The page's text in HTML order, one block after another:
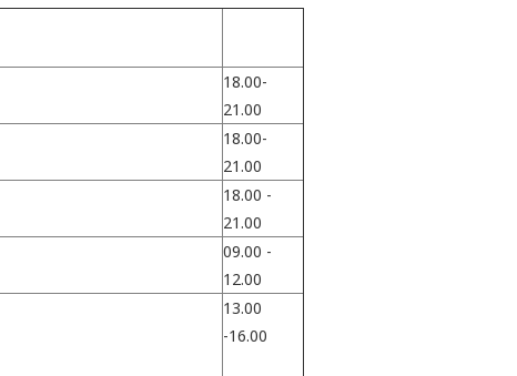
18.00-
21.00
18.00-
21.00
18.00 -
21.00
09.00 -
12.00
13.00
-16.00